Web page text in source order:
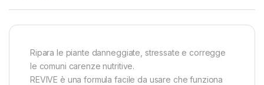
Ripara le piante danneggiate, stressate e corregge
le comuni carenze nutritive.
REVIVE è una formula facile da usare che funziona